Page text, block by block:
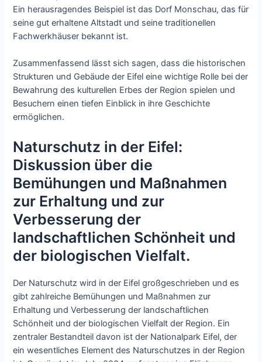
Ein herausragendes Beispiel ist das Dorf Monschau, das für
seine gut erhaltene Altstadt und seine traditionellen
Fachwerkhäuser bekannt ist.
Zusammenfassend lässt sich sagen, dass die historischen
Strukturen und Gebäude der Eifel eine wichtige Rolle bei der
Bewahrung des kulturellen Erbes der Region spielen und
Besuchern einen tiefen Einblick in ihre Geschichte
ermöglichen.
Naturschutz in der Eifel:
Diskussion über die
Bemühungen und Maßnahmen
zur Erhaltung und zur
Verbesserung der
landschaftlichen Schönheit und
der biologischen Vielfalt.
Der Naturschutz wird in der Eifel großgeschrieben und es
gibt zahlreiche Bemühungen und Maßnahmen zur
Erhaltung und Verbesserung der landschaftlichen
Schönheit und der biologischen Vielfalt der Region. Ein
zentraler Bestandteil davon ist der Nationalpark Eifel, der
ein wesentliches Element des Naturschutzes in der Region